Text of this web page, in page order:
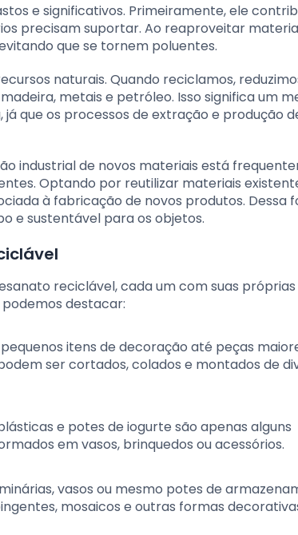
e significativos. Primeiramente, ele
precisam suportar. Ao reaproveitar
que se tornem poluentes.
naturais. Quando reciclamos,
metais e petróleo. Isso significa um
que os processos de extração e produção
industrial de novos materiais está
Optando por reutilizar materiais
à fabricação de novos produtos. Dessa
e sustentável para os objetos.
reciclável, cada um com suas próprias
destacar:
itens de decoração até peças
ser cortados, colados e montados de
e potes de iogurte são apenas alguns
em vasos, brinquedos ou acessórios.
vasos ou mesmo potes de
mosaicos e outras formas